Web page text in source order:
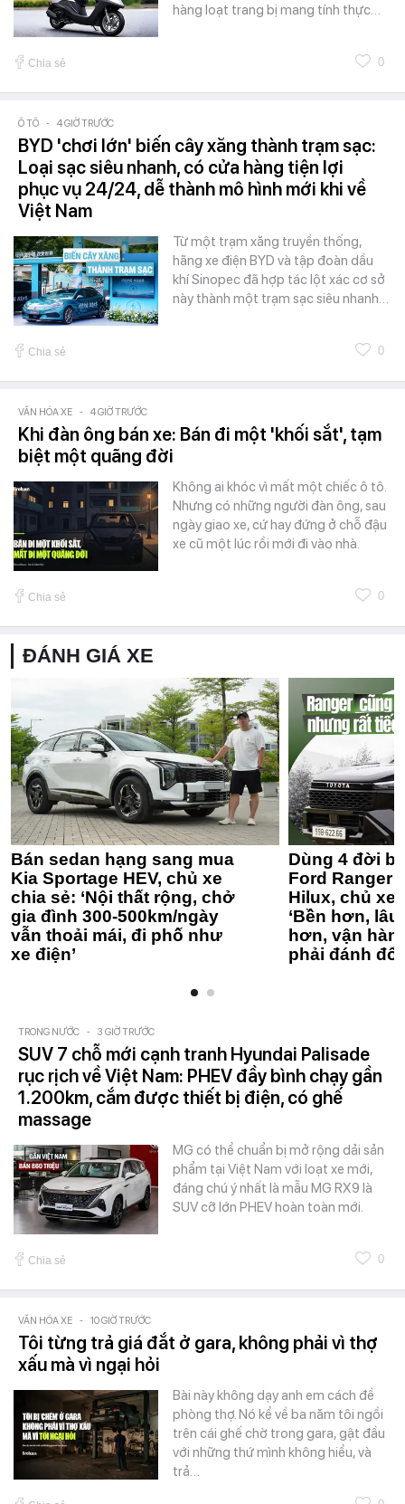
hàng loạt trang bị mang tính thực…
Chia sẻ 0
Ô TÔ - 4 GIỜ TRƯỚC
BYD 'chơi lớn' biến cây xăng thành trạm sạc:
Loại sạc siêu nhanh, có cửa hàng tiện lợi
phục vụ 24/24, dễ thành mô hình mới khi về
Việt Nam
Từ một trạm xăng truyền thống,
hãng xe điện BYD và tập đoàn dầu
khí Sinopec đã hợp tác lột xác cơ sở
này thành một trạm sạc siêu nhanh…
Chia sẻ 0
VĂN HÓA XE - 4 GIỜ TRƯỚC
Khi đàn ông bán xe: Bán đi một 'khối sắt', tạm
biệt một quãng đời
Không ai khóc vì mất một chiếc ô tô.
Nhưng có những người đàn ông, sau
ngày giao xe, cứ hay đứng ở chỗ đậu
xe cũ một lúc rồi mới đi vào nhà.
Chia sẻ 0
ĐÁNH GIÁ XE
Bán sedan hạng sang mua
Kia Sportage HEV, chủ xe
chia sẻ: ‘Nội thất rộng, chở
gia đình 300-500km/ngày
vẫn thoải mái, đi phố như
xe điện’
Dùng 4 đời
Ford Ranger
Hilux, chủ xe
‘Bền hơn,
hơn, vận
phải đánh
TRONG NƯỚC - 3 GIỜ TRƯỚC
SUV 7 chỗ mới cạnh tranh Hyundai Palisade
rục rịch về Việt Nam: PHEV đầy bình chạy gần
1.200km, cắm được thiết bị điện, có ghế
massage
MG có thể chuẩn bị mở rộng dải sản
phẩm tại Việt Nam với loạt xe mới,
đáng chú ý nhất là mẫu MG RX9 là
SUV cỡ lớn PHEV hoàn toàn mới.
Chia sẻ 0
VĂN HÓA XE - 10 GIỜ TRƯỚC
Tôi từng trả giá đắt ở gara, không phải vì thợ
xấu mà vì ngại hỏi
Bài này không dạy anh em cách đề
phòng thợ. Nó kể về ba năm tôi ngồi
trên cái ghế chờ trong gara, gật đầu
với những thứ mình không hiểu, và
trả…